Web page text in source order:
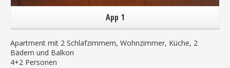
App 1
Apartment mit 2 Schlafzimmern, Wohnzimmer, Küche, 2
Bädern und Balkon
4+2 Personen